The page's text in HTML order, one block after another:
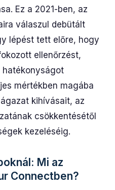
Ez a 2021-ben, az
válaszul debütált
lépést tett előre, hogy
ellenőrzést,
hatékonyságot
mértékben magába
kihívásait, az
csökkentésétől
kezeléséig.
Mi az
Connectben?